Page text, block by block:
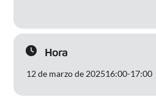
Hora
12 de marzo de 202516:00-17:00